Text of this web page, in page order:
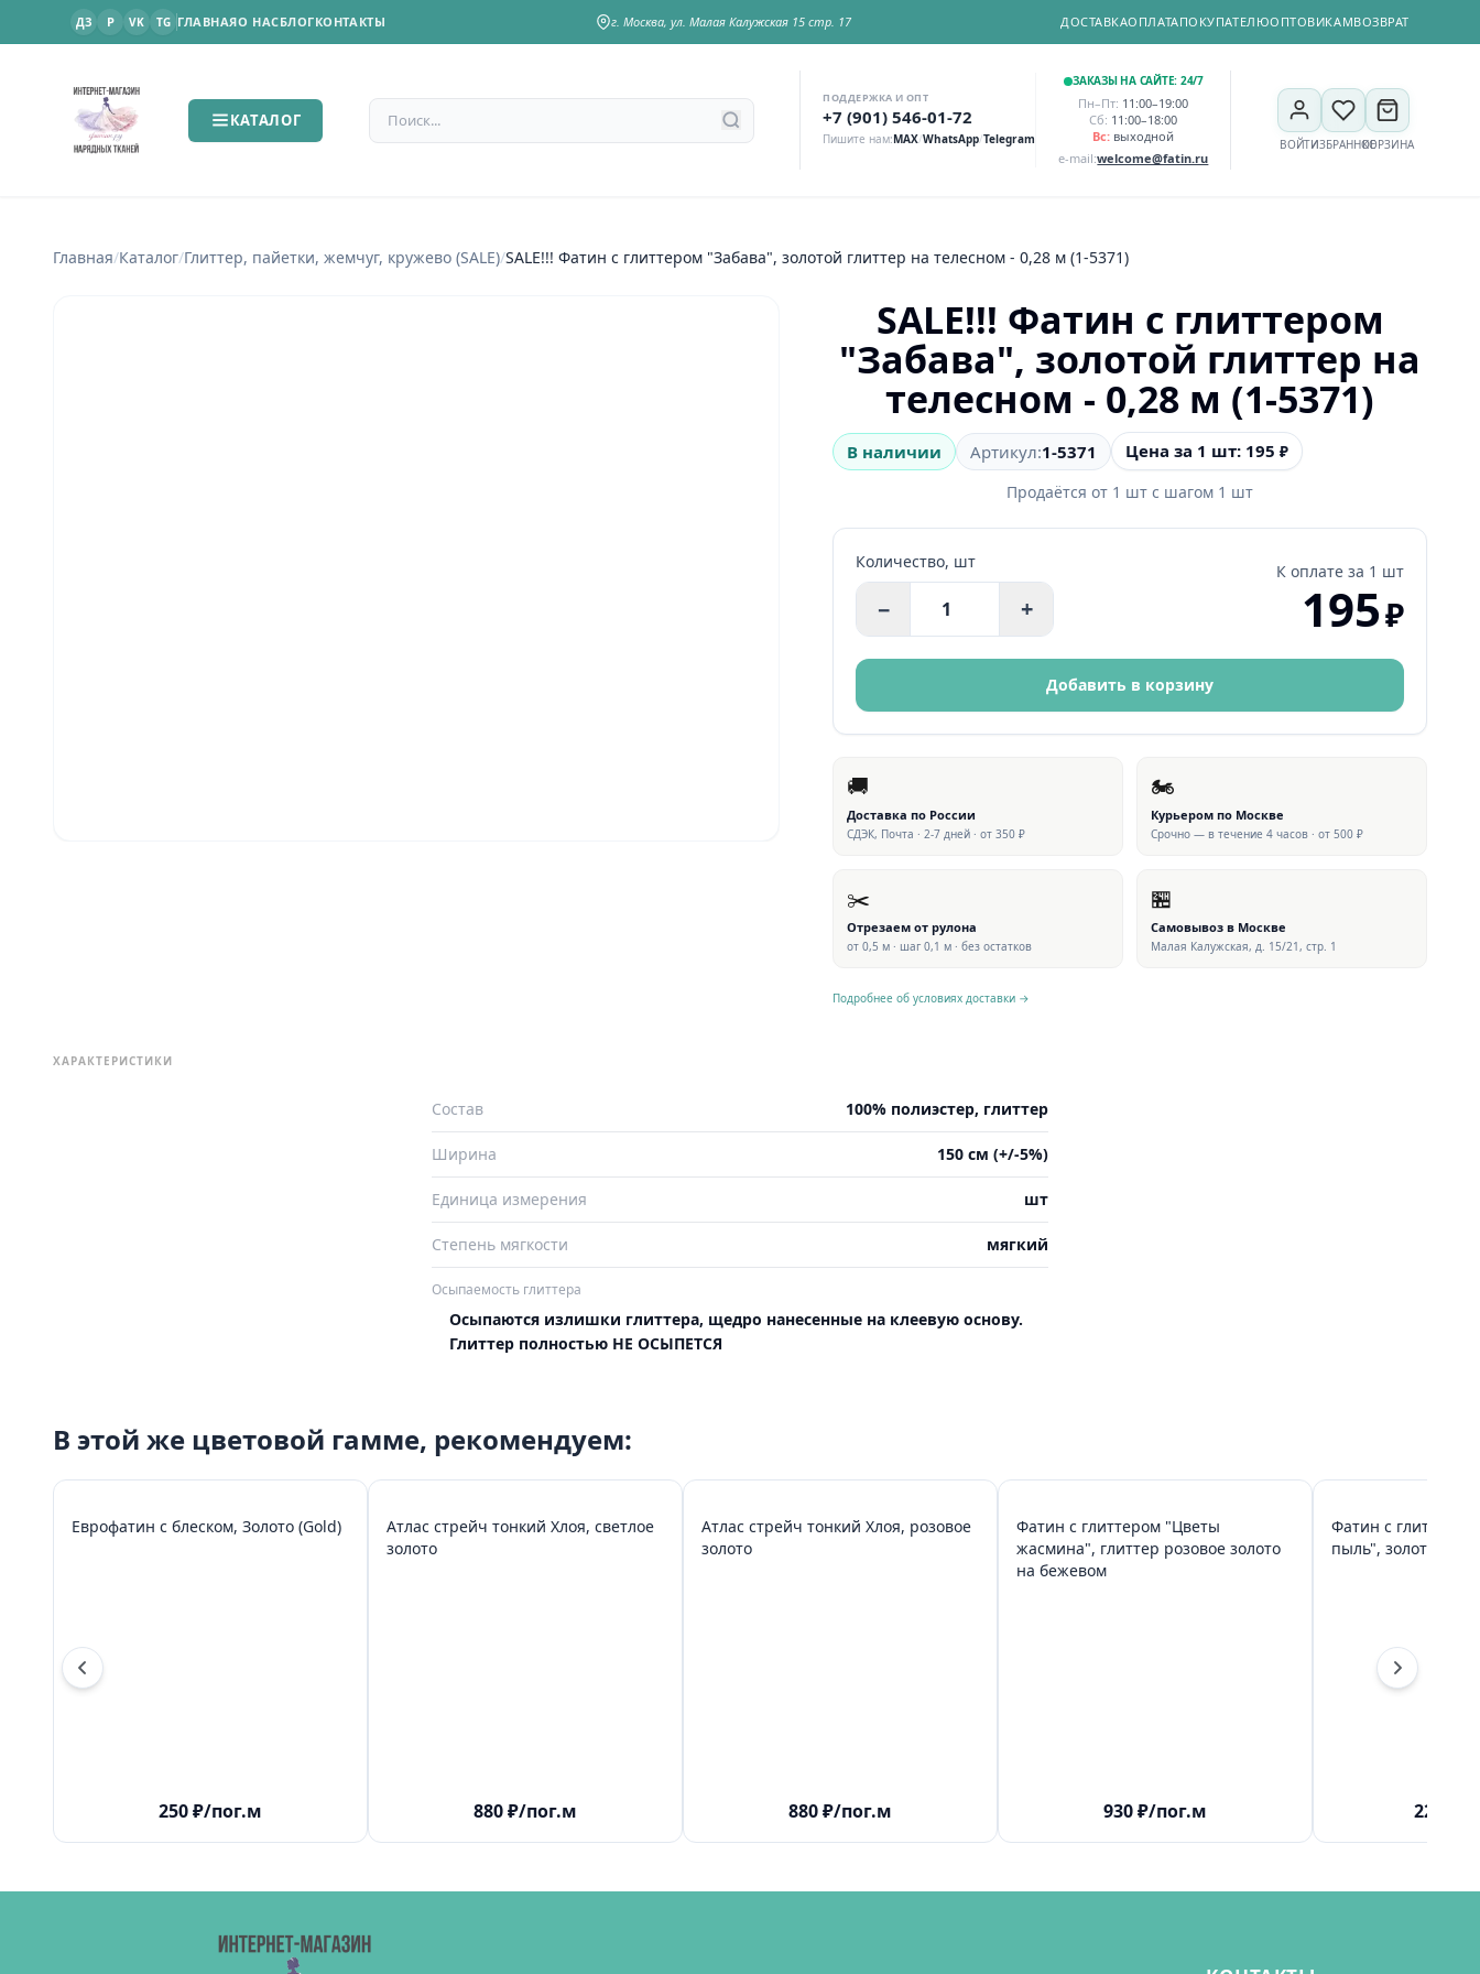
ДЗ P VK TG ГЛАВНАЯО НАСБЛОГКОНТАКТЫ г. Москва, ул. Малая Калужская 15 стр. 17 ДОСТАВКАОПЛАТАПОКУПАТЕЛЮОПТОВИКАМВОЗВРАТ
КАТАЛОГ Поиск по сайту ПОДДЕРЖКА И ОПТ
+7 (901) 546-01-72
Пишите нам:MAX/WhatsApp/Telegram
ЗАКАЗЫ НА САЙТЕ: 24/7
Пн–Пт: 11:00–19:00
Сб: 11:00–18:00
Вс: выходной
e-mail:welcome@fatin.ru
ВОЙТИИЗБРАННОЕКОРЗИНА
Главная/Каталог/Глиттер, пайетки, жемчуг, кружево (SALE)/SALE!!! Фатин с глиттером "Забава", золотой глиттер на телесном - 0,28 м (1-5371)
SALE!!! Фатин с глиттером
"Забава", золотой глиттер на
телесном - 0,28 м (1-5371)
В наличии Артикул:1-5371 Цена за 1 шт: 195 ₽
Продаётся от 1 шт с шагом 1 шт
Количество, шт
− +
К оплате за 1 шт
195₽
Добавить в корзину
🚚
Доставка по России
СДЭК, Почта · 2-7 дней · от 350 ₽
🏍
Курьером по Москве
Срочно — в течение 4 часов · от 500 ₽
✂️
Отрезаем от рулона
от 0,5 м · шаг 0,1 м · без остатков
🏪
Самовывоз в Москве
Малая Калужская, д. 15/21, стр. 1
Подробнее об условиях доставки →
ХАРАКТЕРИСТИКИ
Состав 100% полиэстер, глиттер
Ширина 150 см (+/-5%)
Единица измерения шт
Степень мягкости мягкий
Осыпаемость глиттера
Осыпаются излишки глиттера, щедро нанесенные на клеевую основу.
Глиттер полностью НЕ ОСЫПЕТСЯ
В этой же цветовой гамме, рекомендуем:
Еврофатин с блеском, Золото (Gold)
250₽/пог.м
Атлас стрейч тонкий Хлоя, светлое
золото
880₽/пог.м
Атлас стрейч тонкий Хлоя, розовое
золото
880₽/пог.м
Фатин с глиттером "Цветы
жасмина", глиттер розовое золото
на бежевом
930₽/пог.м
Фатин с
пыль", золотой
2250